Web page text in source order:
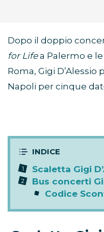
Dopo il doppio
for Lifea Palermo e
Roma, Gigi D’Alessio
Napoli per cinque
Scaletta Gigi
Bus concerti
Codice